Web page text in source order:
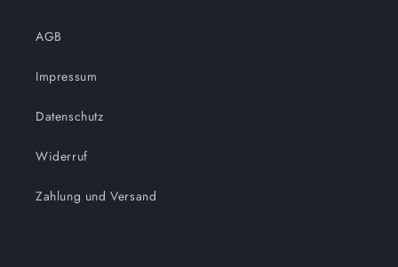
AGB
Impressum
Datenschutz
Widerruf
Zahlung und Versand